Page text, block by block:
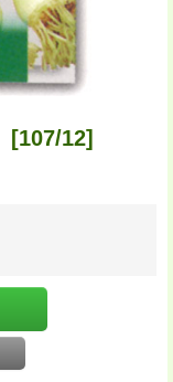
[107/12]